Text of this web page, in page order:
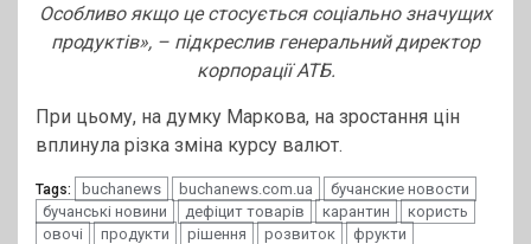
Особливо якщо це стосується соціально значущих
продуктів», – підкреслив генеральний директор
корпорації АТБ.
При цьому, на думку Маркова, на зростання цін
вплинула різка зміна курсу валют.
Tags: buchanews buchanews.com.ua
бучанские новости
бучанські новини
дефіцит товарів карантин
користь
овочі
продукти рішення розвиток фрукти